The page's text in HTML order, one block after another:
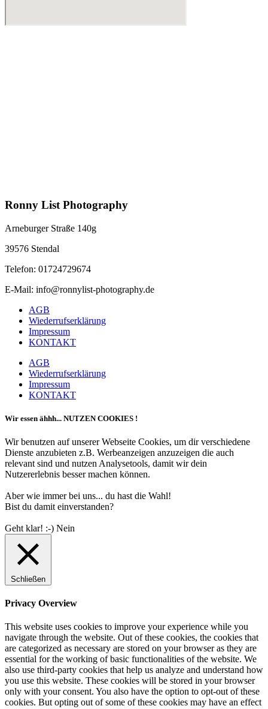
Ronny List Photography
Arneburger Straße 140g
39576 Stendal
Telefon: 01724729674
E-Mail: info@ronnylist-photography.de
AGB
Wiederrufserklärung
Impressum
KONTAKT
AGB
Wiederrufserklärung
Impressum
KONTAKT
Wir essen ähhh... NUTZEN COOKIES !
Wir benutzen auf unserer Webseite Cookies, um dir verschiedene
Dienste anzubieten z.B. Werbeanzeigen anzuzeigen die auch
relevant sind und nutzen Analysetools, damit wir dein
Nutzererlebnis besser machen können.
Aber wie immer bei uns... du hast die Wahl!
Bist du damit einverstanden?
Geht klar! :-) Nein
Schließen
Privacy Overview
This website uses cookies to improve your experience while you
navigate through the website. Out of these cookies, the cookies that
are categorized as necessary are stored on your browser as they are
essential for the working of basic functionalities of the website. We
also use third-party cookies that help us analyze and understand how
you use this website. These cookies will be stored in your browser
only with your consent. You also have the option to opt-out of these
cookies. But opting out of some of these cookies may have an effect